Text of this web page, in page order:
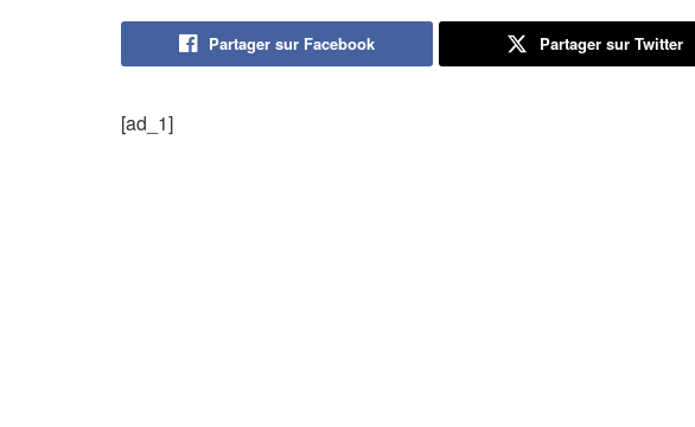
Partager sur Facebook Partager sur Twitter
[ad_1]